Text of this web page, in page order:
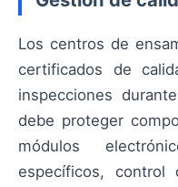
Los centros de
certificados de
inspecciones
debe proteger
módulos
específicos,